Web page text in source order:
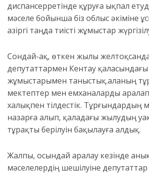
диспансерретінде құруға ықпал
мәселе бойынша біз облыс әкіміне
Қазіргі таңда тиісті жұмыстар
Сондай-ақ, өткен жылы
депутаттармен Кентау қаласындағы
жұмыстарымен таныстық.аланың
мектептер мен емханаларды
халықпен тілдестік. Тұрғындардың
назарға алып, қаладағы жылудың
тұрақты берілуін бақылауға алдық.
Жалпы, осындай аралау кезінде
мәселелердің шешілуіне